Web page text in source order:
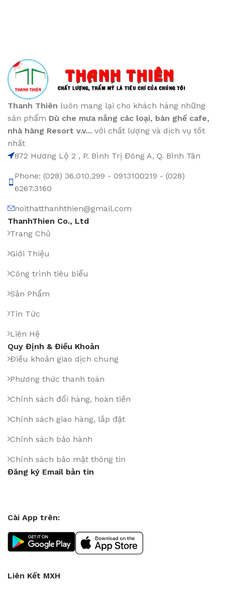
Thanh Thiên luôn mang lại cho khách hàng những
sản phẩm Dù che mưa nắng các loại, bàn ghế cafe,
nhà hàng Resort v.v... với chất lượng và dịch vụ tốt
nhất
872 Hương Lộ 2 , P. Bình Trị Đông A, Q. Bình Tân
Phone: (028) 36.010.299 - 0913100219 - (028)
6267.3160
noithatthanhthien@gmail.com
ThanhThien Co., Ltd
Trang Chủ
Giới Thiệu
Công trình tiêu biểu
Sản Phẩm
Tin Tức
Liên Hệ
Quy Định & Điều Khoản
Điều khoản giao dịch chung
Phương thức thanh toán
Chính sách đổi hàng, hoàn tiền
Chính sách giao hàng, lắp đặt
Chính sách bảo hành
Chính sách bảo mật thông tin
Đăng ký Email bản tin
Cài App trên:
Liên Kết MXH